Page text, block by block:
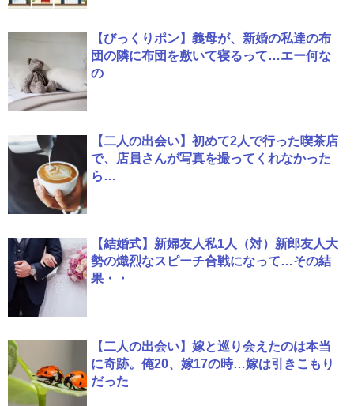
【びっくりポン】義母が、新婚の私達の布
団の隣に布団を敷いて寝るって…エー何な
の
【二人の出会い】初めて2人で行った喫茶店
で、店員さんが写真を撮ってくれなかった
ら…
【結婚式】新婦友人私1人（対）新郎友人大
勢の熾烈なスピーチ合戦になって…その結
果・・
【二人の出会い】嫁と巡り会えたのは本当
に奇跡。俺20、嫁17の時…嫁は引きこもり
だった